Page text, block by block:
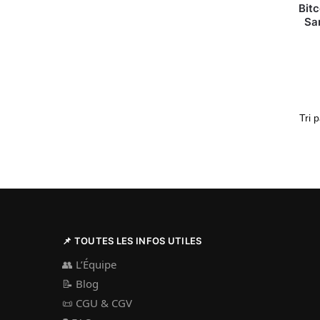
📌 TOUTES LES INFOS UTILES
👥 L’Équipe
📝 Blog
📜 CGU & CGV